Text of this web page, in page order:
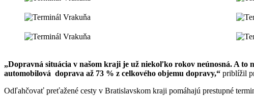
„Dopravná situácia v našom kraji je už niekoľko rokov neúnosná. A
automobilová doprava až 73 % z celkového objemu dopravy,“ priblížil
Odľahčovať preťažené cesty v Bratislavskom kraji pomáhajú prestupné